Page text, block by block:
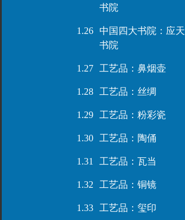
书院
1.26
中国四大书院：应天
书院
1.27 工艺品：鼻烟壶
1.28 工艺品：丝绸
1.29 工艺品：粉彩瓷
1.30 工艺品：陶俑
1.31 工艺品：瓦当
1.32 工艺品：铜镜
1.33 工艺品：玺印